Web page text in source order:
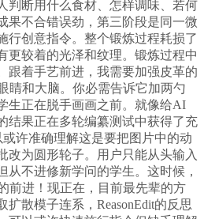
判断用什么食材、怎样调味、若何
果不合错误劲，第三阶段是同一微
行创意指令。整个锻炼过程耗损了
更较着的光泽和纹理。锻炼过程中
跟着手艺前进，我需要加强皮革的
睛和大脑。你必需告诉它加两勺
生正在脱手画画之前。就像给AI
结果正在多轮编纂测试中获得了充
或许准确理解这是要把图片中的动
改为圆形轮子。用户只能从头输入
从不进修新学问的学生。这时候，
前进！现正在，目前最先辈的方
散模子连系，ReasonEdit的反思